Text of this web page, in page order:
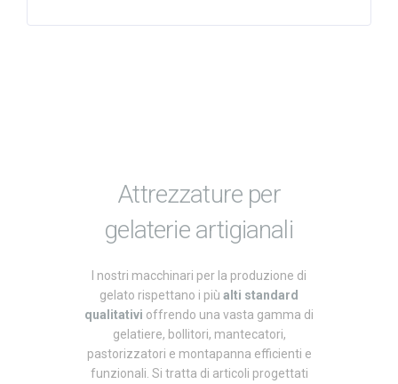
Attrezzature per
gelaterie artigianali
I nostri macchinari per la produzione di
gelato rispettano i più alti standard
qualitativi offrendo una vasta gamma di
gelatiere, bollitori, mantecatori,
pastorizzatori e montapanna efficienti e
funzionali. Si tratta di articoli progettati